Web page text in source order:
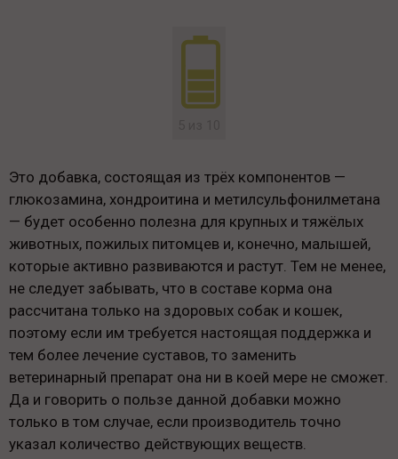
Это добавка, состоящая из трёх компонентов —
глюкозамина, хондроитина и метилсульфонилметана
— будет особенно полезна для крупных и тяжёлых
животных, пожилых питомцев и, конечно, малышей,
которые активно развиваются и растут. Тем не менее,
не следует забывать, что в составе корма она
рассчитана только на здоровых собак и кошек,
поэтому если им требуется настоящая поддержка и
тем более лечение суставов, то заменить
ветеринарный препарат она ни в коей мере не сможет.
Да и говорить о пользе данной добавки можно
только в том случае, если производитель точно
указал количество действующих веществ.